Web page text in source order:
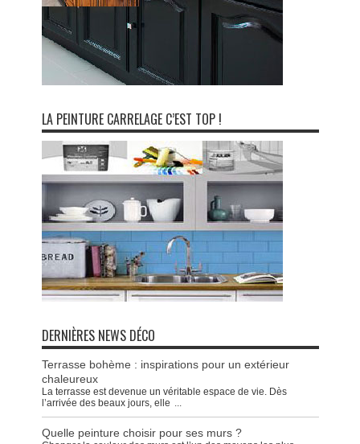
LA PEINTURE CARRELAGE C’EST TOP !
DERNIÈRES NEWS DÉCO
Terrasse bohème : inspirations pour un extérieur
chaleureux
La terrasse est devenue un véritable espace de vie. Dès
l’arrivée des beaux jours, elle ...
Quelle peinture choisir pour ses murs ?